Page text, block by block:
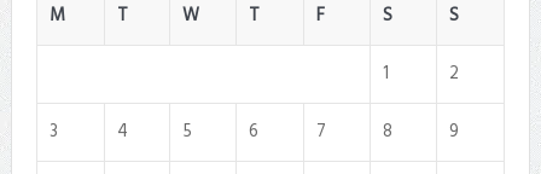
M
T W T F S
S
1
2
3
4 5 6 7 8
9